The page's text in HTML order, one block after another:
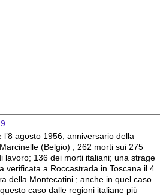
agosto 1956, anniversario della
(Belgio) ; 262 morti sui 275
lavoro; 136 dei morti italiani; una strage
verificata a Roccastrada in Toscana il 4
della Montecatini ; anche in quel caso
caso dalle regioni italiane più